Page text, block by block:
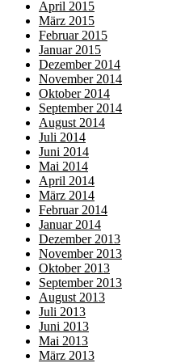
April 2015
März 2015
Februar 2015
Januar 2015
Dezember 2014
November 2014
Oktober 2014
September 2014
August 2014
Juli 2014
Juni 2014
Mai 2014
April 2014
März 2014
Februar 2014
Januar 2014
Dezember 2013
November 2013
Oktober 2013
September 2013
August 2013
Juli 2013
Juni 2013
Mai 2013
März 2013